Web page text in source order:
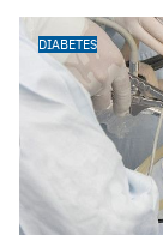
DIABETES